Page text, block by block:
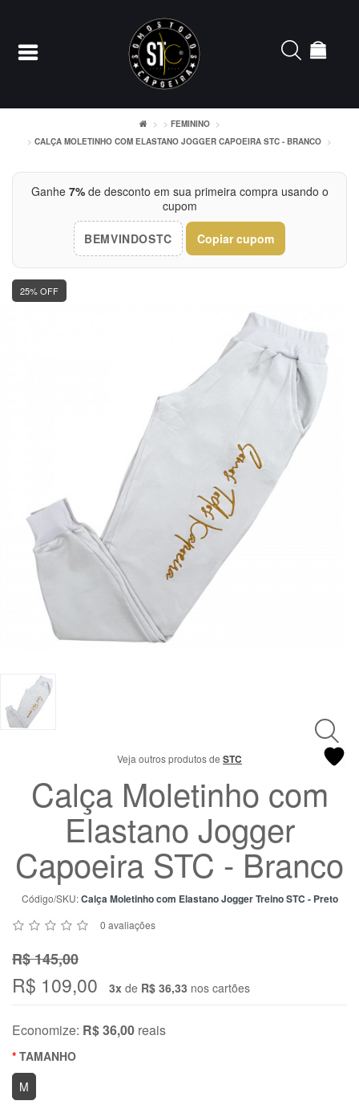
Cadastrar
ACESSÓRIOS
CAMISETERIA
OFERTAS
CENTRAL
ATENDIMENTO
8309-
9797
nos uma
mensagem
FEMININO
CALÇA MOLETINHO COM ELASTANO JOGGER CAPOEIRA STC - BRANCO
Ganhe 7%de desconto em sua primeira compra usando o
cupom
BEMVINDOSTC Copiar cupom
25% OFF
Veja outros produtos de STC
Calça Moletinho com
Elastano Jogger
Capoeira STC - Branco
Código/SKU:Calça Moletinho com Elastano Jogger Treino STC - Preto
0 avaliações
R$ 145,00
R$ 109,00 3x de R$ 36,33 nos cartões
Economize: R$ 36,00 reais
TAMANHO
M